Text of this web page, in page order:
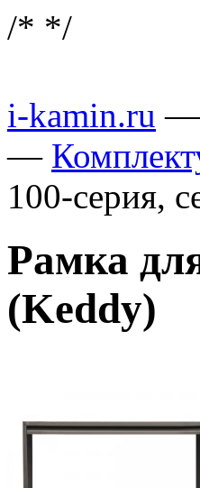
/* */
i-kamin.ru —
—
100-серия,
Рамка
(Keddy)